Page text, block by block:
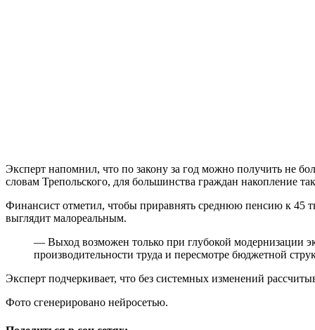
Эксперт напомнил, что по закону за год можно получить не
словам Трепольского, для большинства граждан накопление
Финансист отметил, чтобы приравнять среднюю пенсию к 45
выглядит малореальным.
— Выход возможен только при глубокой модернизации
производительности труда и пересмотре бюджетной
Эксперт подчеркивает, что без системных изменений
Фото сгенерировано нейросетью.